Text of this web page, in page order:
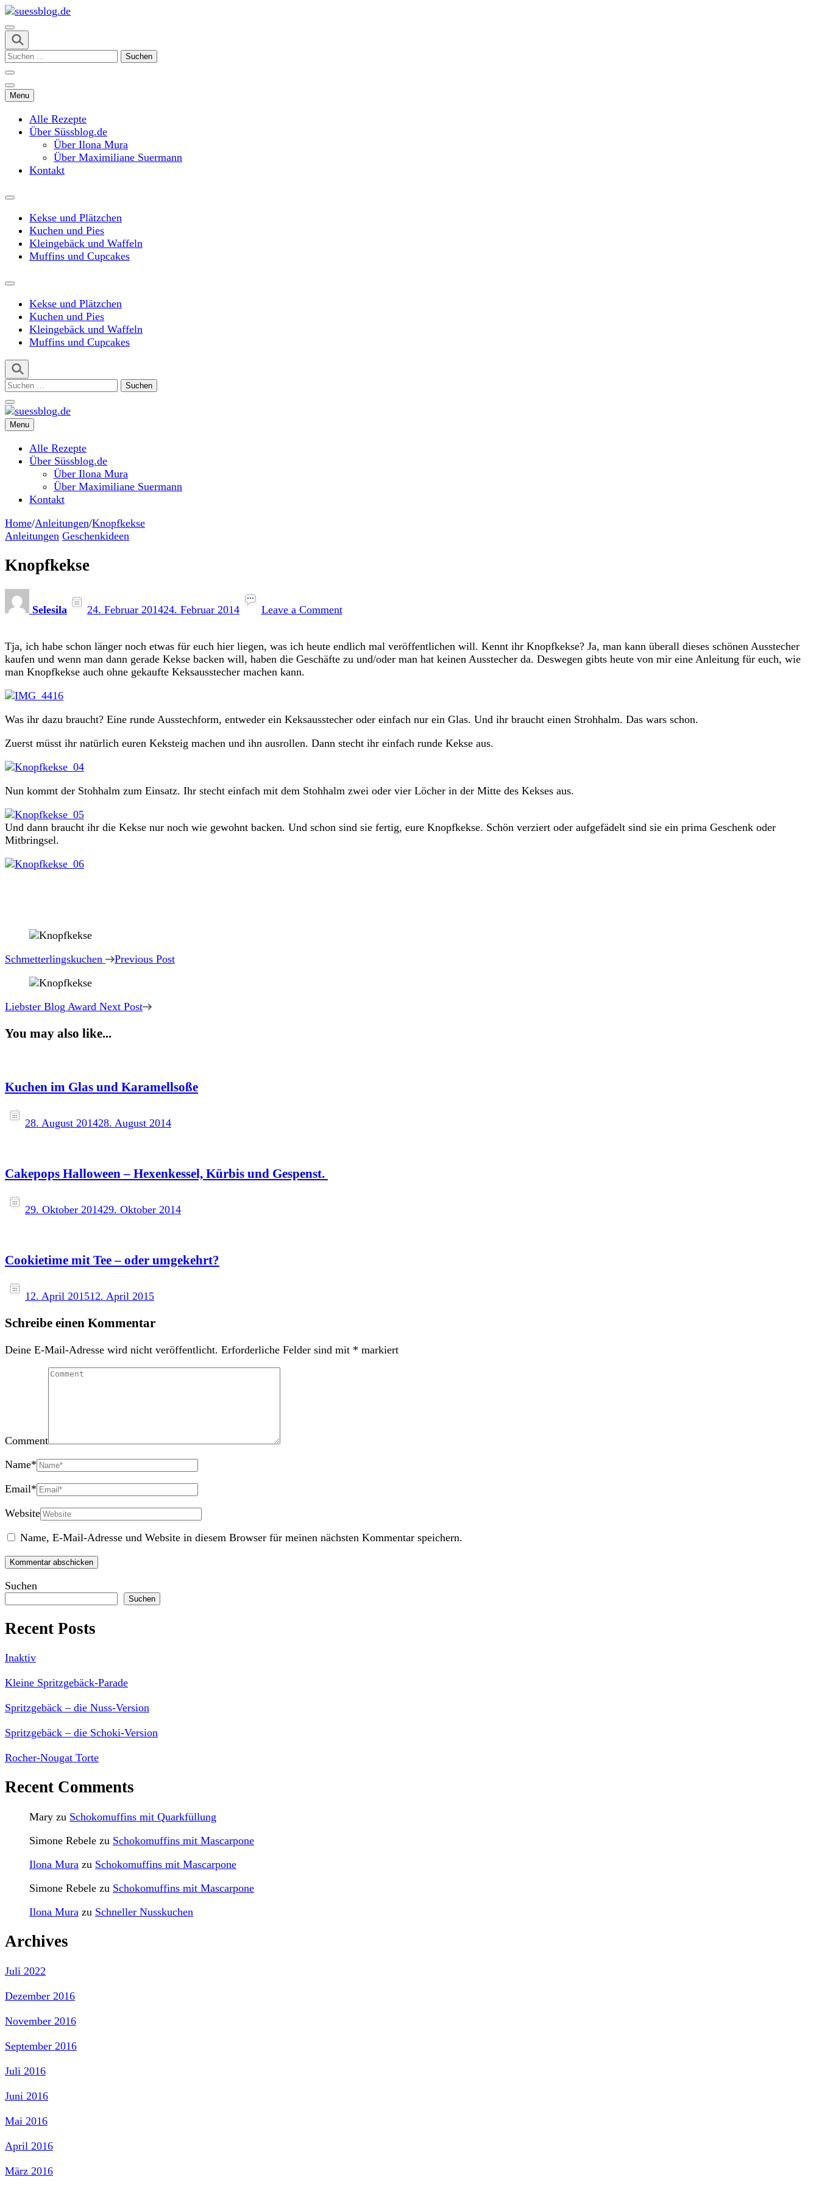
Skip
to
content
(Press
Enter)
suessblog.de
Suchen
Menu
Alle Rezepte
Über Süssblog.de
Über Ilona Mura
Über Maximiliane Suermann
Kontakt
Kekse und Plätzchen
Kuchen und Pies
Kleingebäck und Waffeln
Muffins und Cupcakes
Kekse und Plätzchen
Kuchen und Pies
Kleingebäck und Waffeln
Muffins und Cupcakes
Suchen
suessblog.de
Menu
Alle Rezepte
Über Süssblog.de
Über Ilona Mura
Über Maximiliane Suermann
Kontakt
Home/Anleitungen/Knopfkekse
Anleitungen Geschenkideen
Knopfkekse
Selesila 24. Februar 201424. Februar 2014 Leave a CommentKnopfkekse
Tja, ich habe schon länger noch etwas für euch hier liegen, was ich heute endlich mal veröffentlichen will. Kennt ihr Knopfkekse? Ja, man kann überall dieses schönen Ausstecher
kaufen und wenn man dann gerade Kekse backen will, haben die Geschäfte zu und/oder man hat keinen Ausstecher da. Deswegen gibts heute von mir eine Anleitung für euch, wie
man Knopfkekse auch ohne gekaufte Keksausstecher machen kann.
Was ihr dazu braucht? Eine runde Ausstechform, entweder ein Keksausstecher oder einfach nur ein Glas. Und ihr braucht einen Strohhalm. Das wars schon.
Zuerst müsst ihr natürlich euren Keksteig machen und ihn ausrollen. Dann stecht ihr einfach runde Kekse aus.
Nun kommt der Stohhalm zum Einsatz. Ihr stecht einfach mit dem Stohhalm zwei oder vier Löcher in der Mitte des Kekses aus.
Und dann braucht ihr die Kekse nur noch wie gewohnt backen. Und schon sind sie fertig, eure Knopfkekse. Schön verziert oder aufgefädelt sind sie ein prima Geschenk oder
Mitbringsel.
Post
Navigation
Schmetterlingskuchen Previous Post
Liebster Blog Award Next Post
You may also like...
Kuchen im Glas und Karamellsoße
28. August 201428. August 2014
Cakepops Halloween – Hexenkessel, Kürbis und Gespenst.
29. Oktober 201429. Oktober 2014
Cookietime mit Tee – oder umgekehrt?
12. April 201512. April 2015
Schreibe einen Kommentar
Deine E-Mail-Adresse wird nicht veröffentlicht. Erforderliche Felder sind mit * markiert
Comment
Name*
Email*
Website
Name, E-Mail-Adresse und Website in diesem Browser für meinen nächsten Kommentar speichern.
Suchen
Suchen
Recent Posts
Inaktiv
Kleine Spritzgebäck-Parade
Spritzgebäck – die Nuss-Version
Spritzgebäck – die Schoki-Version
Rocher-Nougat Torte
Recent Comments
Mary zu Schokomuffins mit Quarkfüllung
Simone Rebele zu Schokomuffins mit Mascarpone
Ilona Mura zu Schokomuffins mit Mascarpone
Simone Rebele zu Schokomuffins mit Mascarpone
Ilona Mura zu Schneller Nusskuchen
Archives
Juli 2022
Dezember 2016
November 2016
September 2016
Juli 2016
Juni 2016
Mai 2016
April 2016
März 2016